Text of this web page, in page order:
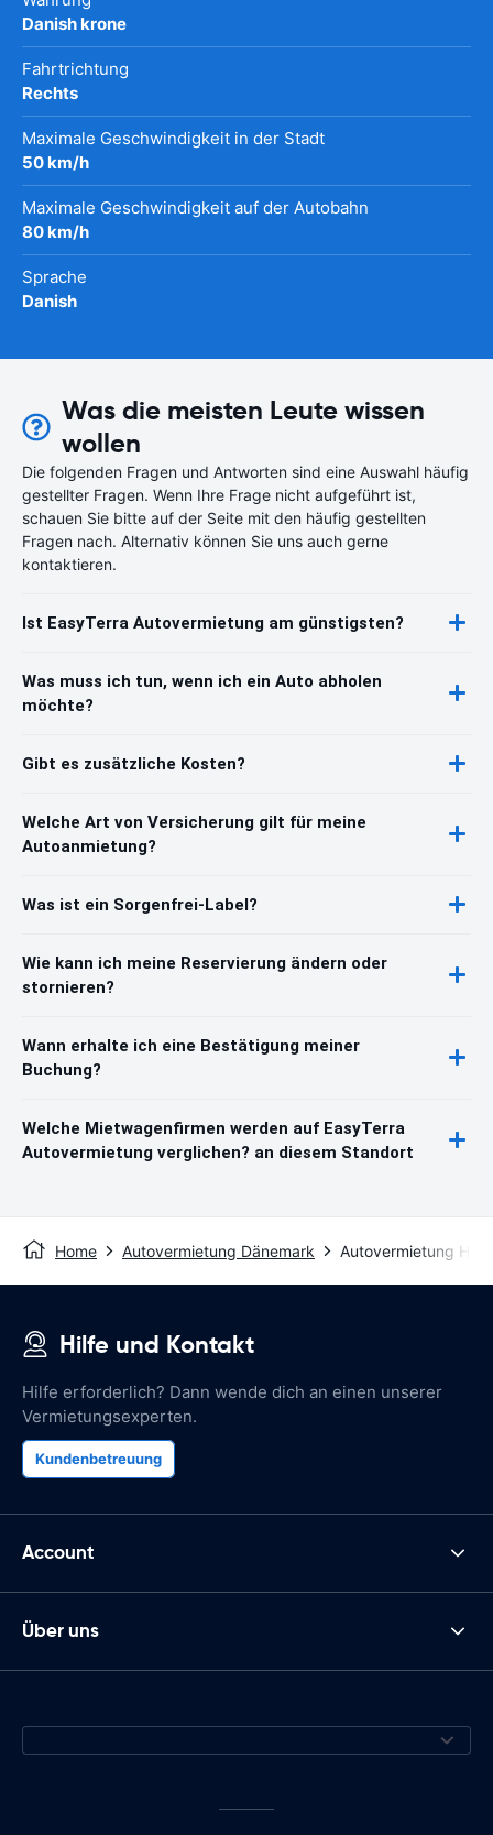
Danish krone
Fahrtrichtung
Rechts
Maximale Geschwindigkeit in der Stadt
50 km/h
Maximale Geschwindigkeit auf der Autobahn
80 km/h
Sprache
Danish
Was die meisten Leute wissen
wollen
Die folgenden Fragen und Antworten sind eine Auswahl häufig
gestellter Fragen. Wenn Ihre Frage nicht aufgeführt ist,
schauen Sie bitte auf der Seite mit den häufig gestellten
Fragen nach. Alternativ können Sie uns auch gerne
kontaktieren.
Ist EasyTerra Autovermietung am günstigsten?
Was muss ich tun, wenn ich ein Auto abholen
möchte?
Gibt es zusätzliche Kosten?
Welche Art von Versicherung gilt für meine
Autoanmietung?
Was ist ein Sorgenfrei-Label?
Wie kann ich meine Reservierung ändern oder
stornieren?
Wann erhalte ich eine Bestätigung meiner
Buchung?
Welche Mietwagenfirmen werden auf EasyTerra
Autovermietung verglichen? an diesem Standort
Home Autovermietung Dänemark Autovermietung
Hilfe und Kontakt
Hilfe erforderlich? Dann wende dich an einen unserer
Vermietungsexperten.
Kundenbetreuung
Account
Über uns